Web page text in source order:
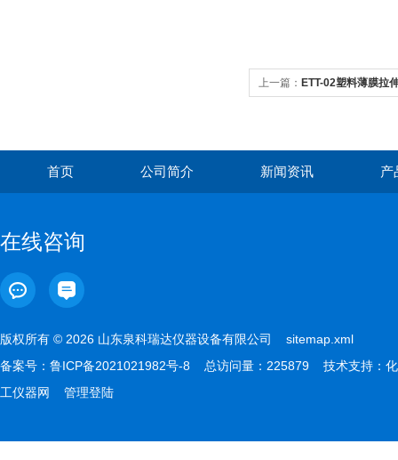
上一篇： ETT-02塑料薄膜拉
首页 公司简介 新闻资讯 产
在线咨询
版权所有 © 2026 山东泉科瑞达仪器设备有限公司 sitemap.xml
备案号： 鲁ICP备2021021982号-8 总访问量：225879 技术支持： 化
工仪器网
管理登陆